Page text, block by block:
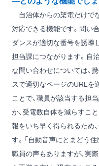
自治体からの架電だけで
対応できる機能です。問い
ダンスが適切な番号を誘導
担当課につながります。自
な問い合わせについては、
スで適切なページのURLを
ことで、職員が該当する担
か、受電数自体を減らすこ
報をいち早く得られるため
す。「自動音声にとまどう
職員の声もありますが、実